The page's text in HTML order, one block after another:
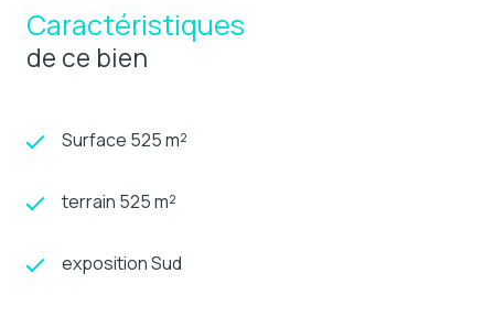
Caractéristiques
de ce bien
Surface 525 m²
terrain 525 m²
exposition Sud